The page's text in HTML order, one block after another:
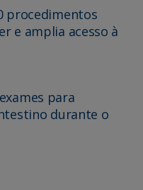
procedimentos
e amplia acesso à
para
durante o